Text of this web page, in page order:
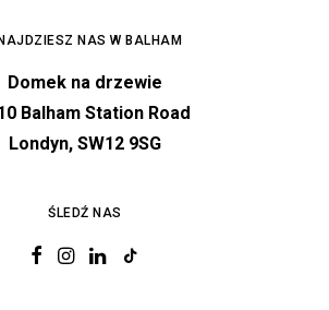
NAS W BALHAM
Domek na drzewie
Balham Station Road
Londyn, SW12 9SG
ŚLEDŹ NAS